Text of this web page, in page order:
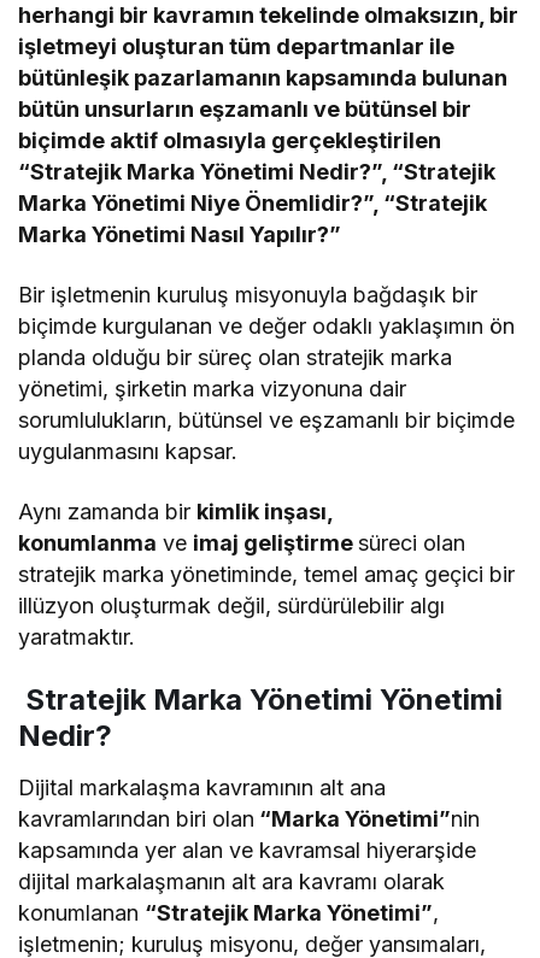
herhangi bir kavramın tekelinde olmaksızın, bir
işletmeyi oluşturan tüm departmanlar ile
bütünleşik pazarlamanın kapsamında bulunan
bütün unsurların eşzamanlı ve bütünsel bir
biçimde aktif olmasıyla gerçekleştirilen
“Stratejik Marka Yönetimi Nedir?”, “Stratejik
Marka Yönetimi Niye Önemlidir?”, “Stratejik
Marka Yönetimi Nasıl Yapılır?”
Bir işletmenin kuruluş misyonuyla bağdaşık bir
biçimde kurgulanan ve değer odaklı yaklaşımın ön
planda olduğu bir süreç olan stratejik marka
yönetimi, şirketin marka vizyonuna dair
sorumlulukların, bütünsel ve eşzamanlı bir biçimde
uygulanmasını kapsar.
Aynı zamanda bir kimlik inşası,
konumlanma ve imaj geliştirmesüreci olan
stratejik marka yönetiminde, temel amaç geçici bir
illüzyon oluşturmak değil, sürdürülebilir algı
yaratmaktır.
Stratejik Marka Yönetimi Yönetimi
Nedir?
Dijital markalaşma kavramının alt ana
kavramlarından biri olan “Marka Yönetimi”nin
kapsamında yer alan ve kavramsal hiyerarşide
dijital markalaşmanın alt ara kavramı olarak
konumlanan “Stratejik Marka Yönetimi”,
işletmenin; kuruluş misyonu, değer yansımaları,